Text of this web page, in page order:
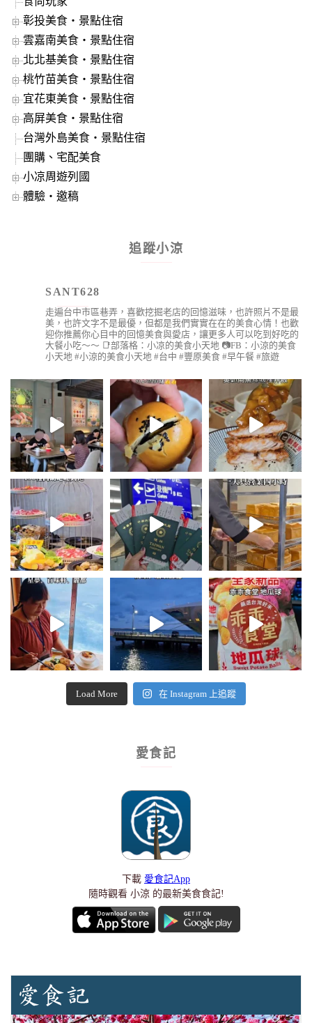
彰投美食‧景點住宿
雲嘉南美食‧景點住宿
北北基美食‧景點住宿
桃竹苗美食‧景點住宿
宜花東美食‧景點住宿
高屏美食‧景點住宿
台灣外島美食‧景點住宿
團購、宅配美食
小凉周遊列國
體驗‧邀稿
追蹤小涼
SANT628
走遍台中市區巷弄，喜歡挖掘老店的回憶滋味，也許照片不是最
美，也許文字不是最優，但都是我們實實在在的美食心情！也歡
迎你推薦你心目中的回憶美食與愛店，讓更多人可以吃到好吃的
大餐小吃～～ 📑部落格：小凉的美食小天地 📷FB：小涼的美食
小天地 #小涼的美食小天地 #台中 #豐原美食 #早午餐 #旅遊
Load More 在 Instagram 上追蹤
愛食記
下載 愛食記App
隨時觀看 小涼 的最新美食食記!